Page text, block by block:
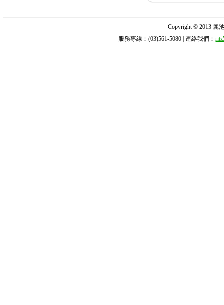
Copyright © 2013 麗
服務專線︰(03)561-5080 | 連絡我們︰